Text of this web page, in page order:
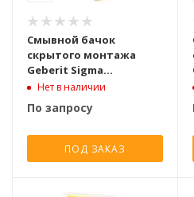
Смывной бачок
скрытого монтажа
Geberit Sigma
109.791.00.1
Нет в наличии
По запросу
ПОД ЗАКАЗ